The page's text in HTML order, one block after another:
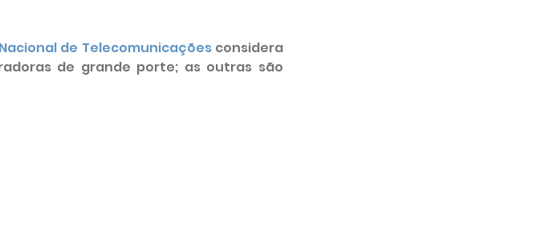
de Telecomunicações considera
de grande porte; as outras são